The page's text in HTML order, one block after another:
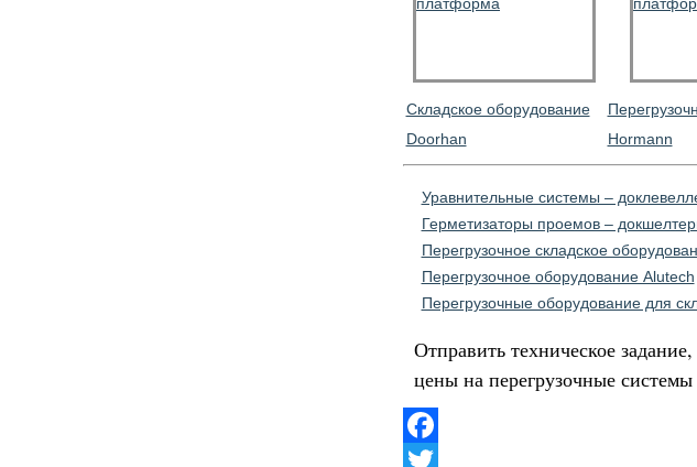
Cкладское оборудование
Doorhan
Hormann
Уравнительные системы –
Герметизаторы проемов –
Перегрузочное складское
Перегрузочное оборудование Alutech
Перегрузочные оборудование для
Отправить техническое
цены на перегрузочные
Facebook